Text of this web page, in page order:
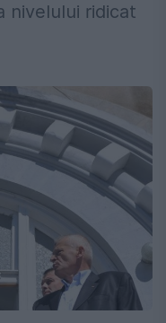
nivelului ridicat